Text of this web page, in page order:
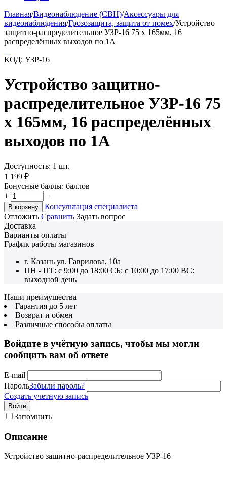
Главная/Видеонаблюдение (СВН)/Аксессуары для
видеонаблюдения/Грозозащита, защита от помех/Устройство
защитно-распределительное УЗР-16 75 х 165мм, 16
распределённых выходов по 1А
КОД: УЗР-16
Устройство защитно-
распределительное УЗР-16 75
х 165мм, 16 распределённых
выходов по 1А
Доступность: 1 шт.
1 199 ₽
Бонусные баллы: баллов
+
−
В корзину
Консультация специалиста
Отложить Сравнить Задать вопрос
Доставка
Варианты оплаты
График работы магазинов
г. Казань ул. Гаврилова, 10а
ПН - ПТ: с 9:00 до 18:00 СБ: с 10:00 до 17:00 ВС:
выходной день
Наши преимущества
Гарантия до 5 лет
Возврат и обмен
Различные способы оплаты
Войдите в учётную запись, чтобы мы могли
сообщить вам об ответе
E-mail
ПарольЗабыли пароль?
Создать учетную запись
Войти
Запомнить
Описание
Устройство защитно-распределительное УЗР-16